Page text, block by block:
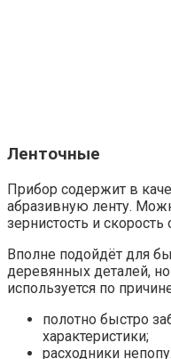
Ленточные
Прибор содержит в
абразивную ленту.
зернистость и скорость
Вполне подойдёт для
деревянных деталей,
используется по
полотно быстро
характеристики;
расходники